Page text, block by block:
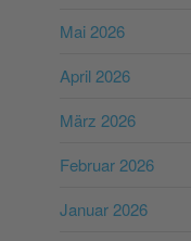
Mai 2026
April 2026
März 2026
Februar 2026
Januar 2026